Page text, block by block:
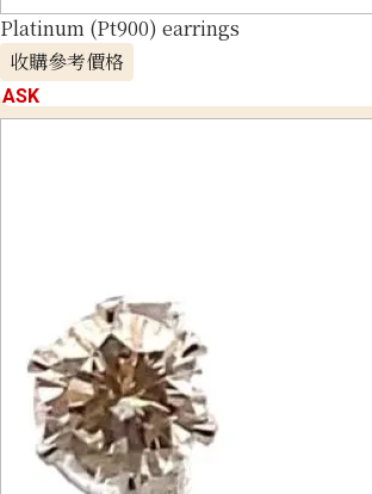
Platinum (Pt900) earrings
收購參考價格
ASK